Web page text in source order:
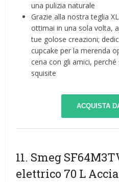
una pulizia naturale
Grazie alla nostra teglia
ottimai in una sola volta,
tue golose creazioni;
cupcake per la merenda
cena con gli amici,
squisite
ACQUISTA
11. Smeg
elettrico 70 L